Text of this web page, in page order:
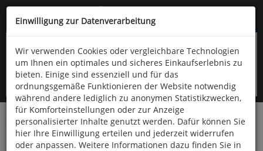
Kompletten Head der Seite überspringen
oder (06766) 9323-960
Startseite Technik & Freizeit
Outdoor & Wandern
Bekleidung
Einwilligung zur Datenverarbeitung
Wir verwenden Cookies oder vergleichbare Technologien
um Ihnen ein optimales und sicheres Einkaufserlebnis zu
bieten. Einige sind essenziell und für das
ordnungsgemäße Funktionieren der Website notwendig
während andere lediglich zu anonymen Statistikzwecken,
für Komforteinstellungen oder zur Anzeige
personalisierter Inhalte genutzt werden. Dafür können Sie
hier Ihre Einwilligung erteilen und jederzeit widerrufen
oder anpassen. Weitere Informationen dazu finden Sie in